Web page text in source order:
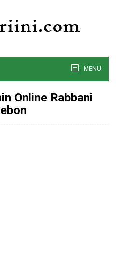
MENU
Online Rabbani